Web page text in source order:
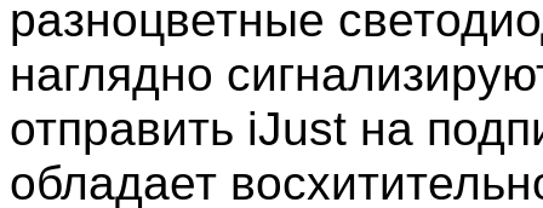
разноцветные
наглядно
отправить iJust на
обладает